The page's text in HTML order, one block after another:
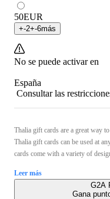
50EUR
+-2+-6más
No se puede activar en
España
Consultar las
Thalia gift cards are a great way
Thalia gift cards can be used at
cards come with a variety of
Leer más
G2A
Gana